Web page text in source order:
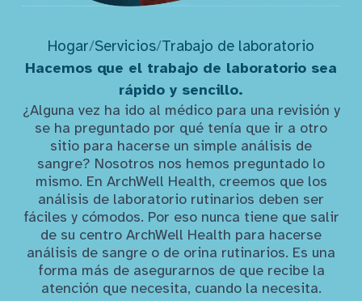
Hogar/Servicios/Trabajo de laboratorio
Hacemos que el trabajo de laboratorio sea
rápido y sencillo.
¿Alguna vez ha ido al médico para una revisión y
se ha preguntado por qué tenía que ir a otro
sitio para hacerse un simple análisis de
sangre? Nosotros nos hemos preguntado lo
mismo. En ArchWell Health, creemos que los
análisis de laboratorio rutinarios deben ser
fáciles y cómodos. Por eso nunca tiene que salir
de su centro ArchWell Health para hacerse
análisis de sangre o de orina rutinarios. Es una
forma más de asegurarnos de que recibe la
atención que necesita, cuando la necesita.